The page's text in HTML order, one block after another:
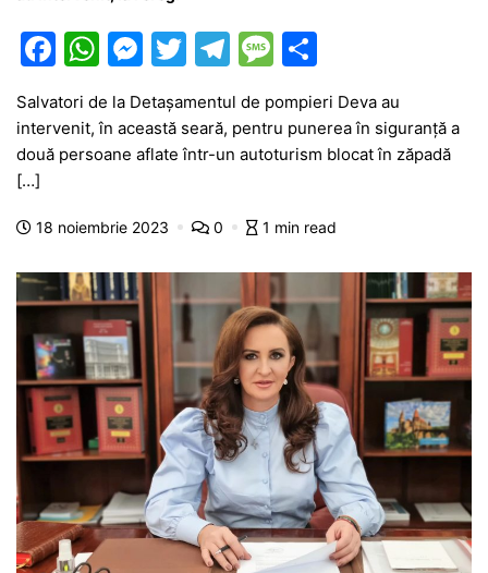
F
c
e
o
k
W
at
s
p
M
s
s
n
er
T
itt
er
T
e
gr
m
M
s
s
g
ta
je
z
Salvatori de la Detașamentul de pompieri Deva au
intervenit, în această seară, pentru punerea în siguranță a
două persoane aflate într-un autoturism blocat în zăpadă
[…]
18 noiembrie 2023 0 1 min read